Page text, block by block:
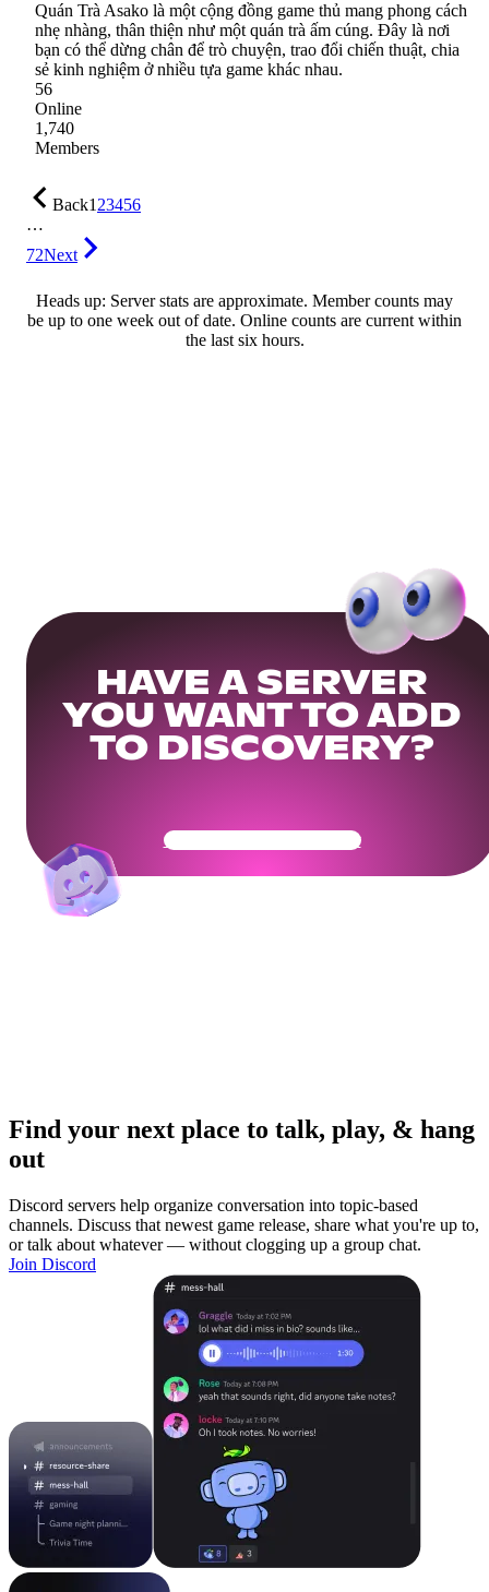
Quán Trà Asako là một cộng đồng game thủ mang phong cách
nhẹ nhàng, thân thiện như một quán trà ấm cúng. Đây là nơi
bạn có thể dừng chân để trò chuyện, trao đổi chiến thuật, chia
sẻ kinh nghiệm ở nhiều tựa game khác nhau.
56
Online
1,740
Members
Back123456
…
72Next
Heads up: Server stats are approximate. Member counts may
be up to one week out of date. Online counts are current within
the last six hours.
HAVE A SERVER
YOU WANT TO ADD
TO DISCOVERY?
Get Your Community Ready
Find your next place to talk, play, & hang
out
Discord servers help organize conversation into topic-based
channels. Discuss that newest game release, share what you're up to,
or talk about whatever — without clogging up a group chat.
Join Discord